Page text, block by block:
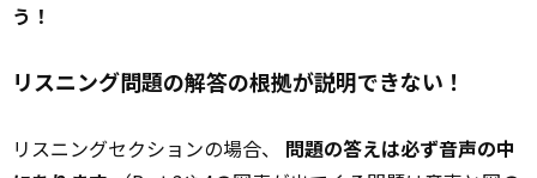
う！
リスニング問題の解答の根拠が説明できない！
リスニングセクションの場合、 問題の答えは必ず音声の中